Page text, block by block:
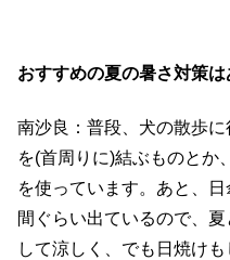
おすすめの夏の暑さ対策は
南沙良：普段、犬の散歩
を(首周りに)結ぶものとか
を使っています。あと、
間ぐらい出ているので、
して涼しく、でも日焼け